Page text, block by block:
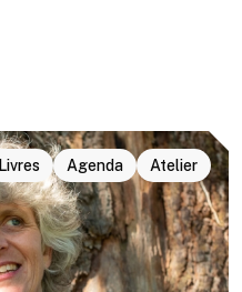
Livres Agenda Atelier